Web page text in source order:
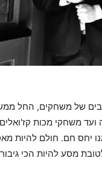
של משחקים, החל
ועד משחקי מכות
יחס חם. חולם להיות
מסע להיות הכי